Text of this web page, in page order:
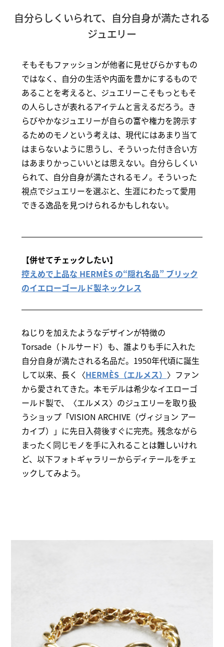
自分らしくいられて、自分自身が満たされる
ジュエリー
そもそもファッションが他者に見せびらかすもの
ではなく、自分の生活や内面を豊かにするもので
あることを考えると、ジュエリーこそもっともそ
の人らしさが表れるアイテムと言えるだろう。き
らびやかなジュエリーが自らの富や権力を誇示す
るためのモノという考えは、現代にはあまり当て
はまらないように思うし、そういった付き合い方
はあまりかっこいいとは思えない。自分らしくい
られて、自分自身が満たされるモノ。そういった
視点でジュエリーを選ぶと、生涯にわたって愛用
できる逸品を見つけられるかもしれない。
【併せてチェックしたい】
控えめで上品な HERMÈS の“隠れ名品” ブリック
のイエローゴールド製ネックレス
ねじりを加えたようなデザインが特徴の
Torsade（トルサード）も、誰よりも手に入れた
自分自身が満たされる名品だ。1950年代頃に誕生
して以来、長く〈HERMÈS（エルメス） 〉ファン
から愛されてきた。本モデルは希少なイエローゴ
ールド製で、〈エルメス〉のジュエリーを取り扱
うショップ「VISION ARCHIVE（ヴィジョン アー
カイブ）」に先日入荷後すぐに完売。残念ながら
まったく同じモノを手に入れることは難しいけれ
ど、以下フォトギャラリーからディテールをチェ
ックしてみよう。